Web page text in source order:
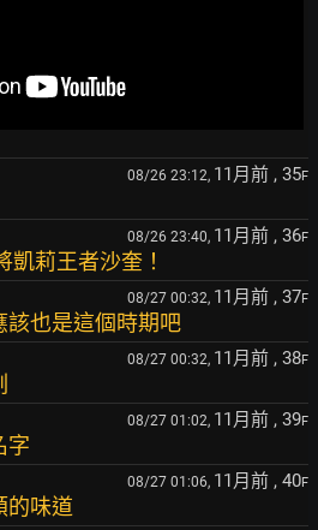
08/26 23:12, 11月前 , 35F
08/26 23:40, 11月前 , 36F
凱莉王者沙奎！
08/27 00:32, 11月前 , 37F
該也是這個時期吧
08/27 00:32, 11月前 , 38F
08/27 01:02, 11月前 , 39F
字
08/27 01:06, 11月前 , 40F
的味道